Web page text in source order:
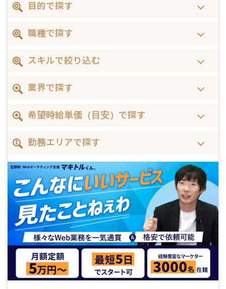
目的で探す
職種で探す
スキルで絞り込む
業界で探す
希望時給単価（目安）で探す
勤務エリアで探す